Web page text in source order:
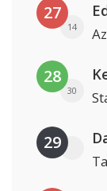
27
14
28
30
29